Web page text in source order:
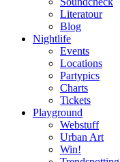
Literatour
Blog
Nightlife
Events
Locations
Partypics
Charts
Tickets
Playground
Webstuff
Urban Art
Win!